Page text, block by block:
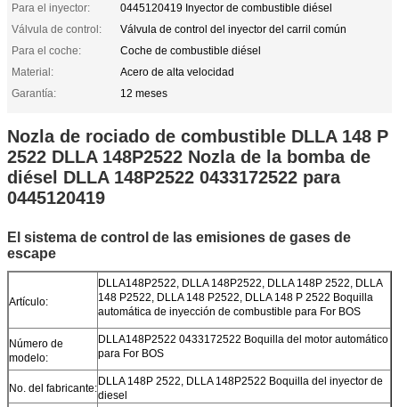
Para el inyector:
0445120419 Inyector de combustible diésel
Válvula de control:
Válvula de control del inyector del carril común
Para el coche:
Coche de combustible diésel
Material:
Acero de alta velocidad
Garantía:
12 meses
Nozla de rociado de combustible DLLA 148 P
2522 DLLA 148P2522 Nozla de la bomba de
diésel DLLA 148P2522 0433172522 para
0445120419
El sistema de control de las emisiones de gases de
escape
Artículo:
DLLA148P2522, DLLA 148P2522, DLLA 148P 2522, DLLA
148 P2522, DLLA 148 P2522, DLLA 148 P 2522 Boquilla
automática de inyección de combustible para For BOS
Número de
modelo:
DLLA148P2522 0433172522 Boquilla del motor automático
para For BOS
No. del fabricante:
DLLA 148P 2522, DLLA 148P2522 Boquilla del inyector de
diesel